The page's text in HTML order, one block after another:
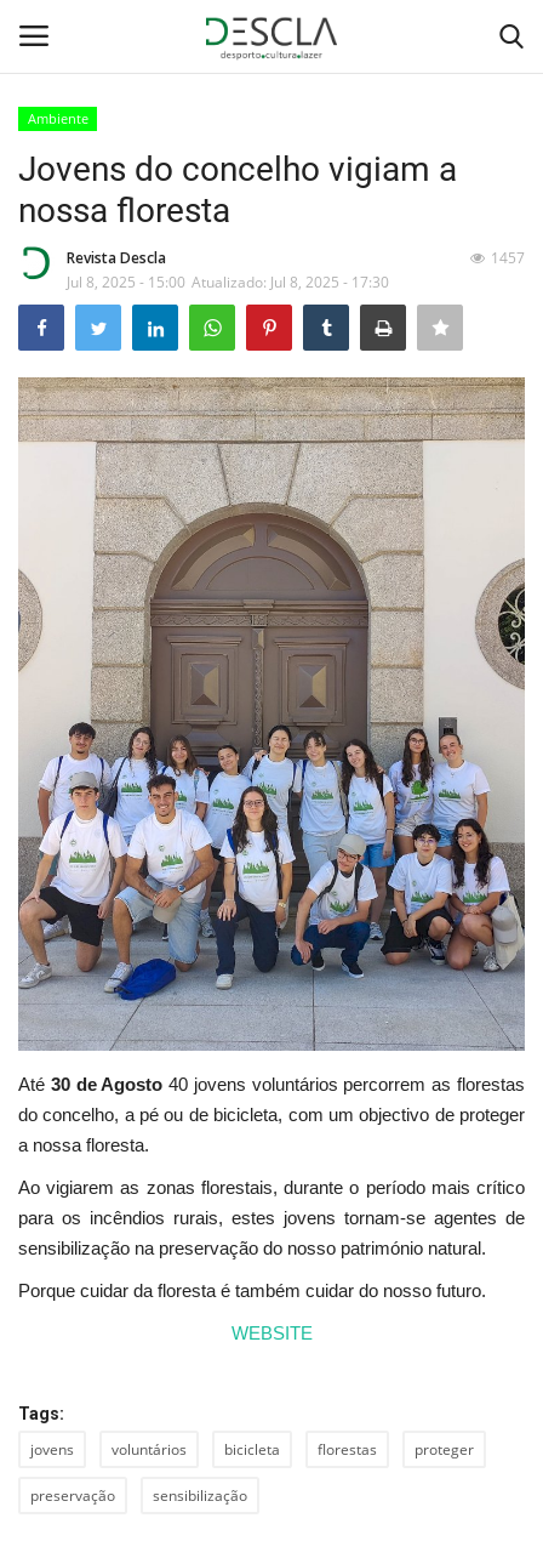
Home
...by Descla
Desporto
Contactos
Sobre Nós
Educação
Estatuto Editorial
Saúde
Ficha técnica
Cultura
Lazer
Ambiente
Ambiente
Jovens do concelho vigiam a
nossa floresta
Revista Descla
Jul 8, 2025 - 15:00 Atualizado: Jul 8, 2025 - 17:30
1457
Até 30 de Agosto 40 jovens voluntários percorrem as florestas
do concelho, a pé ou de bicicleta, com um objectivo de proteger
a nossa floresta.
Ao vigiarem as zonas florestais, durante o período mais crítico
para os incêndios rurais, estes jovens tornam-se agentes de
sensibilização na preservação do nosso património natural.
Porque cuidar da floresta é também cuidar do nosso futuro.
WEBSITE
Tags:
jovens voluntários bicicleta florestas proteger
preservação sensibilização